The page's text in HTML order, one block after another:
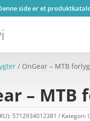
side er et
/ OnGear – MTB
–
5712934012381 Kategori: